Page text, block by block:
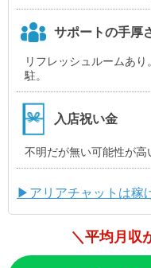
サポートの手厚
リフレッシュルームあ
駐。
入店祝い金
不明だが無い可能性が高
▶アリアチャットは稼
＼平均月収